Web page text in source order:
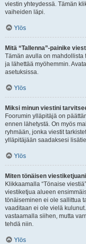
viestin yhteydessä. Tämän
vaiheiden läpi.
Ylös
Mitä “Tallenna”-painike
Tämän avulla on
ja lähettää myöhemmin.
asetuksissa.
Ylös
Miksi minun viestini
Foorumin ylläpitäjä on
ennen lähetystä. On myös
ryhmään, jonka viestit
ylläpitäjään saadaksesi
Ylös
Miten tönäisen
Klikkaamalla “Tönaise
viestiketjua alueen
tönäiseminen ei ole sallittua
vaaditaan ei ole vielä
vastaamalla siihen, mutta
tehdä niin.
Ylös